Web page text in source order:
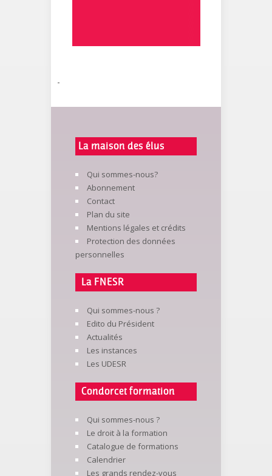
-
La maison des élus
Qui sommes-nous?
Abonnement
Contact
Plan du site
Mentions légales et crédits
Protection des données
personnelles
La FNESR
Qui sommes-nous ?
Edito du Président
Actualités
Les instances
Les UDESR
Condorcet formation
Qui sommes-nous ?
Le droit à la formation
Catalogue de formations
Calendrier
Les grands rendez-vous